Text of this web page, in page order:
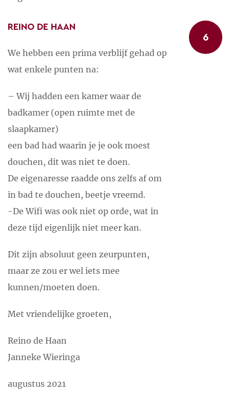
REINO DE HAAN
We hebben een prima verblijf gehad op
wat enkele punten na:
– Wij hadden een kamer waar de
badkamer (open ruimte met de
slaapkamer)
een bad had waarin je je ook moest
douchen, dit was niet te doen.
De eigenaresse raadde ons zelfs af om
in bad te douchen, beetje vreemd.
-De Wifi was ook niet op orde, wat in
deze tijd eigenlijk niet meer kan.
Dit zijn absoluut geen zeurpunten,
maar ze zou er wel iets mee
kunnen/moeten doen.
Met vriendelijke groeten,
Reino de Haan
Janneke Wieringa
augustus 2021
6